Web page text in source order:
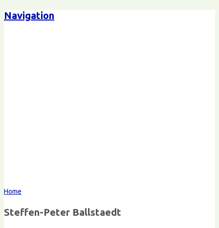
Navigation
Home
Steffen-Peter Ballstaedt